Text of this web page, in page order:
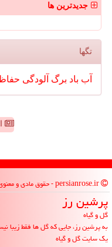
جدیدترین ها
تگها
آب باد برگ آلودگی
پرشین رز
گل و گیاه
به پرشین رز، جایی که گل ها فقط زیبا
یک سایت گل و گیاه